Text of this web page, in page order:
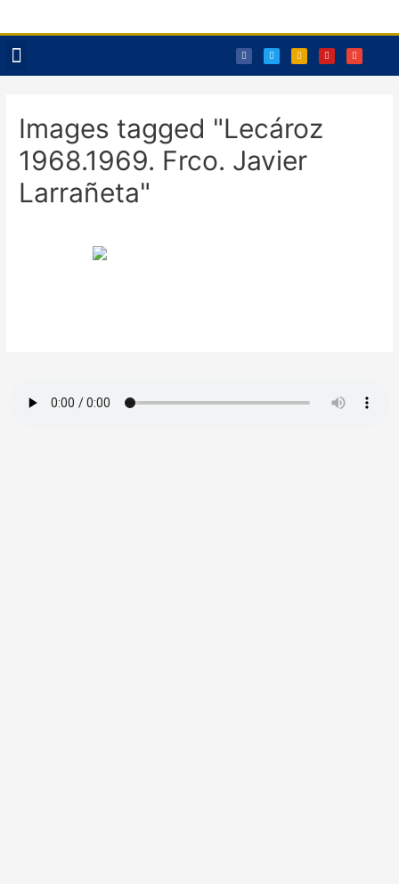
Images tagged "Lecároz
1968.1969. Frco. Javier
Larrañeta"